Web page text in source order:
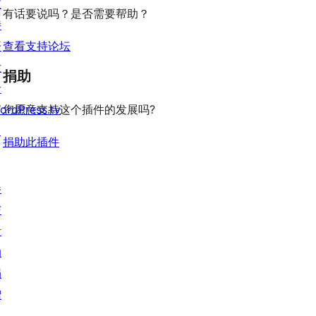
价
有话要说吗？是否需要帮助？
查看支持论坛
捐助
您愿意支持这个插件的发展吗?
捐助此插件